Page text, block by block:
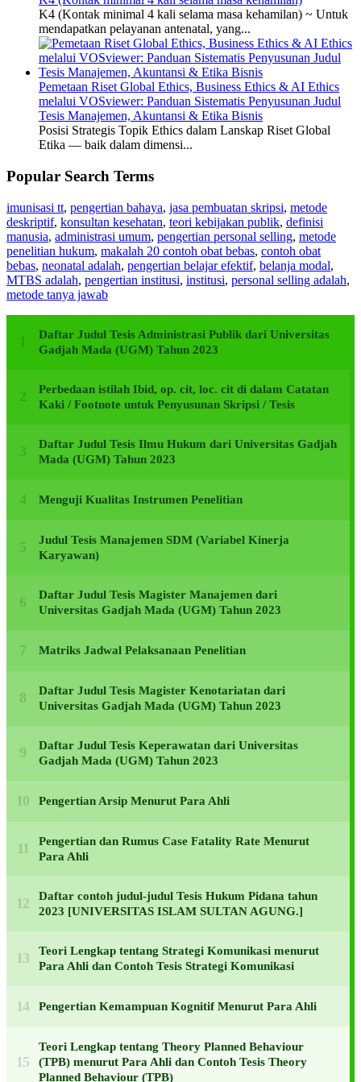
K4 (Kontak minimal 4 kali selama masa kehamilan) ~ Untuk
mendapatkan pelayanan antenatal, yang...
Pemetaan Riset Global Ethics, Business Ethics & AI Ethics
melalui VOSviewer: Panduan Sistematis Penyusunan Judul
Tesis Manajemen, Akuntansi & Etika Bisnis
Posisi Strategis Topik Ethics dalam Lanskap Riset Global
Etika — baik dalam dimensi...
Popular Search Terms
imunisasi tt, pengertian bahaya, jasa pembuatan skripsi, metode
deskriptif, konsultan kesehatan, teori kebijakan publik, definisi
manusia, administrasi umum, pengertian personal selling, metode
penelitian hukum, makalah 20 contoh obat bebas, contoh obat
bebas, neonatal adalah, pengertian belajar efektif, belanja modal,
MTBS adalah, pengertian institusi, institusi, personal selling adalah,
metode tanya jawab
Daftar Judul Tesis Administrasi Publik dari Universitas
Gadjah Mada (UGM) Tahun 2023
Perbedaan istilah Ibid, op. cit, loc. cit di dalam Catatan
Kaki / Footnote untuk Penyusunan Skripsi / Tesis
Daftar Judul Tesis Ilmu Hukum dari Universitas Gadjah
Mada (UGM) Tahun 2023
Menguji Kualitas Instrumen Penelitian
Judul Tesis Manajemen SDM (Variabel Kinerja
Karyawan)
Daftar Judul Tesis Magister Manajemen dari
Universitas Gadjah Mada (UGM) Tahun 2023
Matriks Jadwal Pelaksanaan Penelitian
Daftar Judul Tesis Magister Kenotariatan dari
Universitas Gadjah Mada (UGM) Tahun 2023
Daftar Judul Tesis Keperawatan dari Universitas
Gadjah Mada (UGM) Tahun 2023
Pengertian Arsip Menurut Para Ahli
Pengertian dan Rumus Case Fatality Rate Menurut
Para Ahli
Daftar contoh judul-judul Tesis Hukum Pidana tahun
2023 [UNIVERSITAS ISLAM SULTAN AGUNG.]
Teori Lengkap tentang Strategi Komunikasi menurut
Para Ahli dan Contoh Tesis Strategi Komunikasi
Pengertian Kemampuan Kognitif Menurut Para Ahli
Teori Lengkap tentang Theory Planned Behaviour
(TPB) menurut Para Ahli dan Contoh Tesis Theory
Planned Behaviour (TPB)